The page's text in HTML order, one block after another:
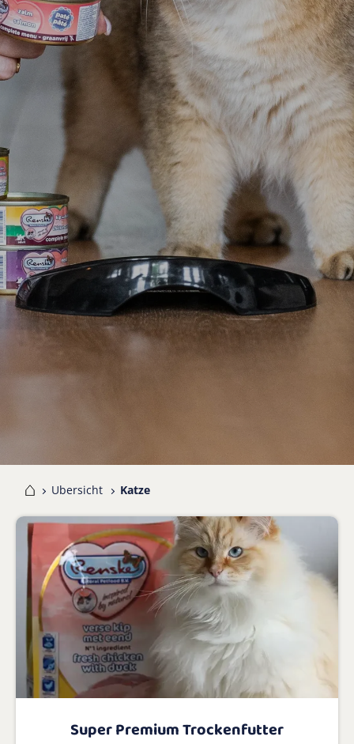
Ubersicht Katze
Super Premium Trockenfutter